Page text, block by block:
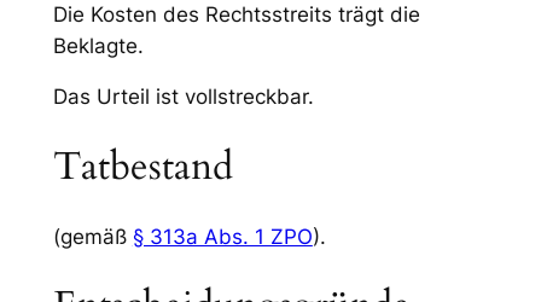
Die Kosten des Rechtsstreits trägt die
Beklagte.
Das Urteil ist vollstreckbar.
Tatbestand
(gemäß § 313a Abs. 1 ZPO).